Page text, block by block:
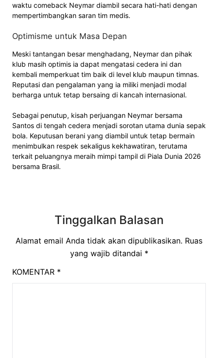
waktu comeback Neymar diambil secara hati-hati dengan
mempertimbangkan saran tim medis.
Optimisme untuk Masa Depan
Meski tantangan besar menghadang, Neymar dan pihak
klub masih optimis ia dapat mengatasi cedera ini dan
kembali memperkuat tim baik di level klub maupun timnas.
Reputasi dan pengalaman yang ia miliki menjadi modal
berharga untuk tetap bersaing di kancah internasional.
Sebagai penutup, kisah perjuangan Neymar bersama
Santos di tengah cedera menjadi sorotan utama dunia sepak
bola. Keputusan berani yang diambil untuk tetap bermain
menimbulkan respek sekaligus kekhawatiran, terutama
terkait peluangnya meraih mimpi tampil di Piala Dunia 2026
bersama Brasil.
Tinggalkan Balasan
Alamat email Anda tidak akan dipublikasikan. Ruas
yang wajib ditandai *
KOMENTAR *